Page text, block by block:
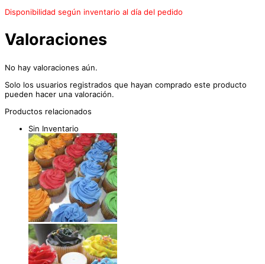
Disponibilidad según inventario al día del pedido
Valoraciones
No hay valoraciones aún.
Solo los usuarios registrados que hayan comprado este producto
pueden hacer una valoración.
Productos relacionados
Sin Inventario